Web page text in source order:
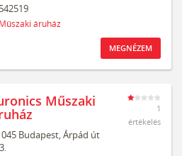
542519
Műszaki áruház
MEGNÉZEM
Műszaki
Budapest,Árpád út
1
értékelés